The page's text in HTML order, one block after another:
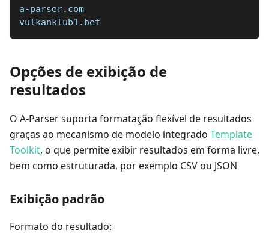
a-parser.com
vulkanklub1.bet
Opções de exibição de
resultados
O A-Parser suporta formatação flexível de resultados
graças ao mecanismo de modelo integrado Template
Toolkit, o que permite exibir resultados em forma livre,
bem como estruturada, por exemplo CSV ou JSON
Exibição padrão
Formato do resultado: